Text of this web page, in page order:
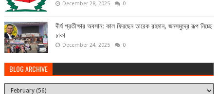
December 28, 2025 0
দীর্ঘ প্রতীক্ষার অবসান: কাল ফিরছেন তারেক রহমান, জনসমুদ্রে রূপ নিচ্ছে
ঢাকা
December 24, 2025 0
BLOG ARCHIVE